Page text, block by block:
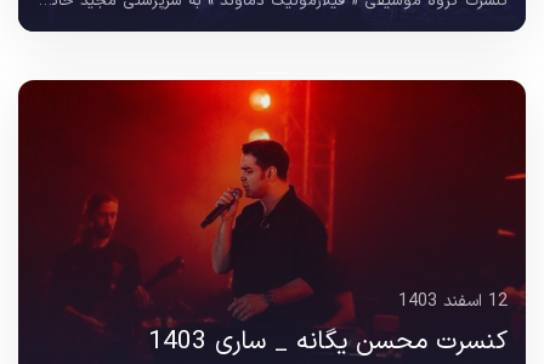
12 اسفند 1403
کنسرت محسن یگانه _ ساری 1403